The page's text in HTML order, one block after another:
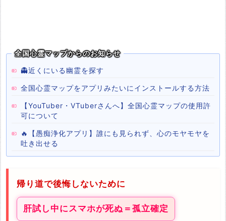
全国心霊マップからのお知らせ
👻近くにいる幽霊を探す
全国心霊マップをアプリみたいにインストールする方法
【YouTuber・VTuberさんへ】全国心霊マップの使用許
可について
🔥【愚痴浄化アプリ】誰にも見られず、心のモヤモヤを
吐き出せる
帰り道で後悔しないために
肝試し中にスマホが死ぬ＝孤立確定